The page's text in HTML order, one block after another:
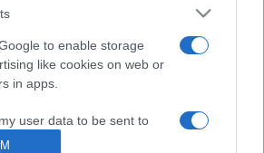
to enable storage
like cookies on web or
in apps.
user data to be sent to
advertising purposes.